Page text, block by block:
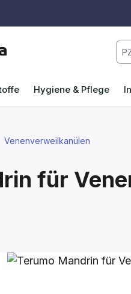
Hygiene & Pflege
Venenverweilkanülen
für